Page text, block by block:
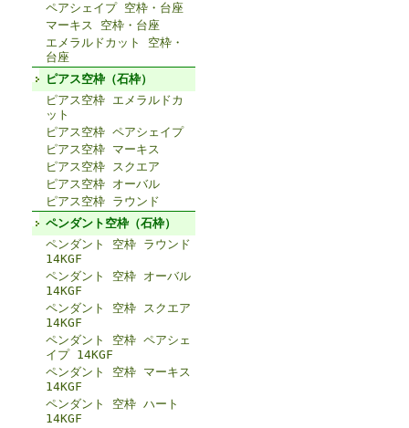
ペアシェイプ 空枠・台座
マーキス 空枠・台座
エメラルドカット 空枠・
台座
ピアス空枠（石枠）
ピアス空枠 エメラルドカ
ット
ピアス空枠 ペアシェイプ
ピアス空枠 マーキス
ピアス空枠 スクエア
ピアス空枠 オーバル
ピアス空枠 ラウンド
ペンダント空枠（石枠）
ペンダント 空枠 ラウンド
14KGF
ペンダント 空枠 オーバル
14KGF
ペンダント 空枠 スクエア
14KGF
ペンダント 空枠 ペアシェ
イプ 14KGF
ペンダント 空枠 マーキス
14KGF
ペンダント 空枠 ハート
14KGF